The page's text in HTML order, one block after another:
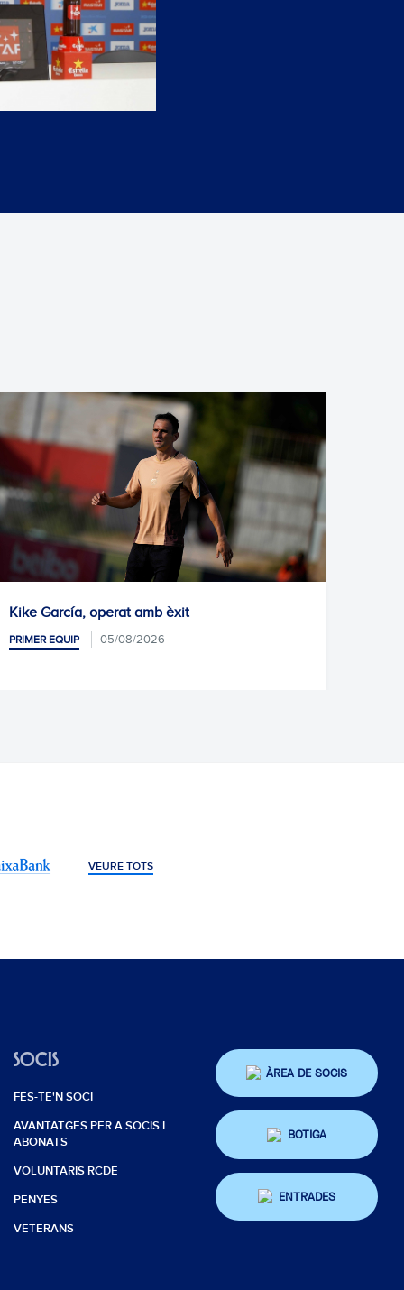
amb èxit
2026
VEURE TOTS
SOCIS
FES-TE'N SOCI
AVANTATGES PER A SOCIS I
ABONATS
VOLUNTARIS RCDE
PENYES
VETERANS
ÀREA DE SOCIS
BOTIGA
ENTRADES